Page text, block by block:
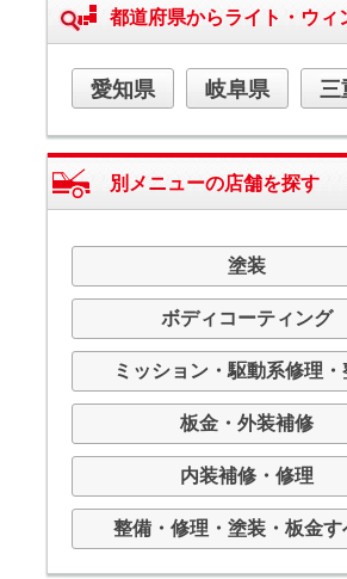
都道府県からライト・ウ
愛知県 岐阜県 三
別メニューの店舗を探す
塗装
ボディコーティング
ミッション・駆動系修理・
板金・外装補修
内装補修・修理
整備・修理・塗装・板金す